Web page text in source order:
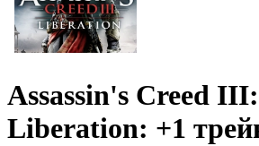
Assassin's Creed III:
Liberation: +1